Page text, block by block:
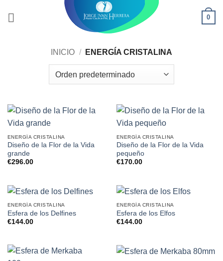
0
INICIO / ENERGÍA CRISTALINA
ENERGÍA CRISTALINA
Diseño de la Flor de la Vida
grande
€296.00
ENERGÍA CRISTALINA
Diseño de la Flor de la Vida
pequeño
€170.00
ENERGÍA CRISTALINA
Esfera de los Delfines
€144.00
ENERGÍA CRISTALINA
Esfera de los Elfos
€144.00